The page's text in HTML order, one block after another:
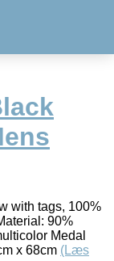
with tags, 100%
90%
Medal
x 68cm (Læs